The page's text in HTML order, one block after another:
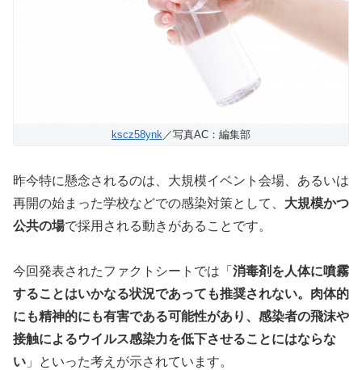
kscz58ynk ／写真AC：編集部
昨今特に懸念されるのは、大規模イベント会場、あるいは
再開の始まった学校などでの感染対策として、 大規模かつ
公共の場で採用される動きがあることです。
今回発表されたファクトシートでは「 消毒剤を人体に噴霧
することはいかなる状況であっても推奨されない。肉体的
にも精神的にも有害である可能性があり、感染者の飛沫や
接触によるウイルス感染力を低下させることにはならな
い 」といった考えが示されています。